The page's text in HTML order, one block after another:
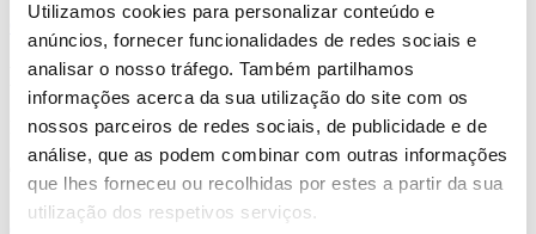
Utilizamos cookies para personalizar conteúdo e
anúncios, fornecer funcionalidades de redes sociais e
analisar o nosso tráfego. Também partilhamos
informações acerca da sua utilização do site com os
nossos parceiros de redes sociais, de publicidade e de
análise, que as podem combinar com outras informações
que lhes forneceu ou recolhidas por estes a partir da sua
utilização dos respetivos serviços.
Doha
REF. BI-PS-92236
desde 3.91 €